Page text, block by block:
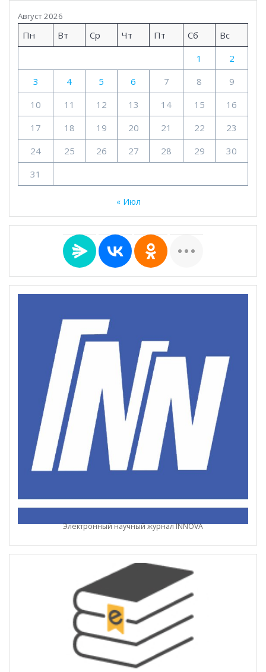
Август 2026
Пн Вт Ср Чт Пт Сб
Вс
1
2
3
4 5 6 7 8
9
10
11 12 13 14 15
16
17
18 19 20 21 22
23
24
25 26 27 28 29
30
31
« Июл
Электронный научный журнал INNOVA